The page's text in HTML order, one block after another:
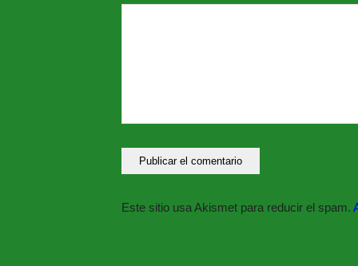
Este sitio usa Akismet para reducir el spam.